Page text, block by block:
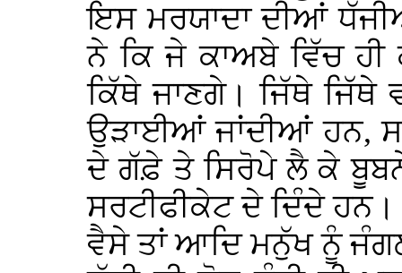
ਇਸ ਮਰਯਾਦਾ ਦੀਆਂ
ਨੇ ਕਿ ਜੇ ਕਾਅਬੇ ਵਿੱਚ
ਕਿੱਥੇ ਜਾਣਗੇ। ਜਿੱਥੇ ਜਿੱਥੇ
ਉੜਾਈਆਂ ਜਾਂਦੀਆਂ ਹਨ,
ਦੇ ਗੱਫ਼ੇ ਤੇ ਸਿਰੋਪੇ ਲੈ ਕੇ
ਸਰਟੀਫੀਕੇਟ ਦੇ ਦਿੰਦੇ ਹਨ।
ਵੈਸੇ ਤਾਂ ਆਦਿ ਮਨੁੱਖ ਨੂੰ